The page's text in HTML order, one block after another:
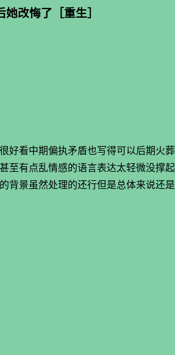
还可以再大写特写一波啊，不过这个设
，虽然还是前期好看有点可惜，而且女
是风味十足，要么给我心酸得想死要么
爱，让我感觉很强烈的情绪流作品
于是拿错剧本了，要是青梅文学就是稳
青梅文学，可惜俩人缘分没到（青梅敌
这个人物着脚点有点迷而且不讨喜，可
观感不好。算了看你作者写两个人小
我就这样在好好看啊心潮澎湃到什么
这样真的能学习吗反复横跳。
搭帝，每套出门的穿搭都要仔细描写一
看到一个下三白阴湿亚比女精致出门
如此反差萌
这个人内心是痛苦的悲伤的沉重的有些
淡，人物刻画地立体又饱满，包括她对
有些恶劣，从小到大就开始觊觎的设定
齐这个角色给的标签是傲娇其实挺有那
啦等等显得她整个人和妹妹相反但是又
很不好意思其实心很软，这是不是袁看
的只希望对方能在乎她。
不长一点都不水剧情却很精彩，塞得满
得我心真酸，特别是袁那股自毁的痛苦
不过后续多了很多事情发生之后反而让
人感让人觉得这就是生活吗，虽然俩人
啥吧可能是因为过于感情流。身世家庭
盾不过写了一些母女情倒是挺意外，毕
分高光角色都是女性而极端的丑陋的都
思让我觉得挺舒服的这才是真正的好人
谓啊，护工味很浓，最后重逢后交代后
之感，特别是不知道第几年那句话一出
哈，不过嘛幸福瞬间还真是只有几瞬间
改悔了［重生］
好看中期偏执矛盾也写得可以后期火葬
至有点乱情感的语言表达太轻微没撑起
背景虽然处理的还行但是总体来说还是
笔也没有回收人物纽带也显得很少，世
的互动，可惜两个人的情感表露有些少
活来的，而且我觉得重点应该在重生之
让一个机器人变得有人味不花上心思很
硬观感不好